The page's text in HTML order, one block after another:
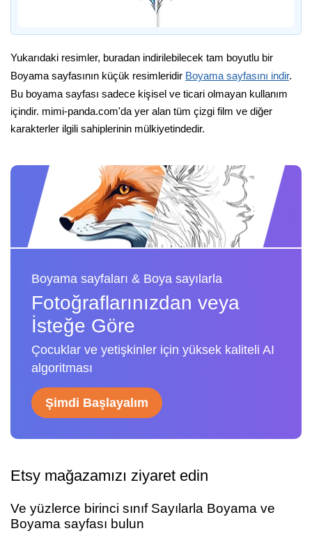
Yukarıdaki resimler, buradan indirilebilecek tam boyutlu bir
Boyama sayfasının küçük resimleridir Boyama sayfasını indir.
Bu boyama sayfası sadece kişisel ve ticari olmayan kullanım
içindir. mimi-panda.com'da yer alan tüm çizgi film ve diğer
karakterler ilgili sahiplerinin mülkiyetindedir.
Boyama sayfaları & Boya sayılarla
Fotoğraflarınızdan veya
İsteğe Göre
Çocuklar ve yetişkinler için yüksek kaliteli AI
algoritması
Şimdi Başlayalım
Etsy mağazamızı ziyaret edin
Ve yüzlerce birinci sınıf Sayılarla Boyama ve
Boyama sayfası bulun